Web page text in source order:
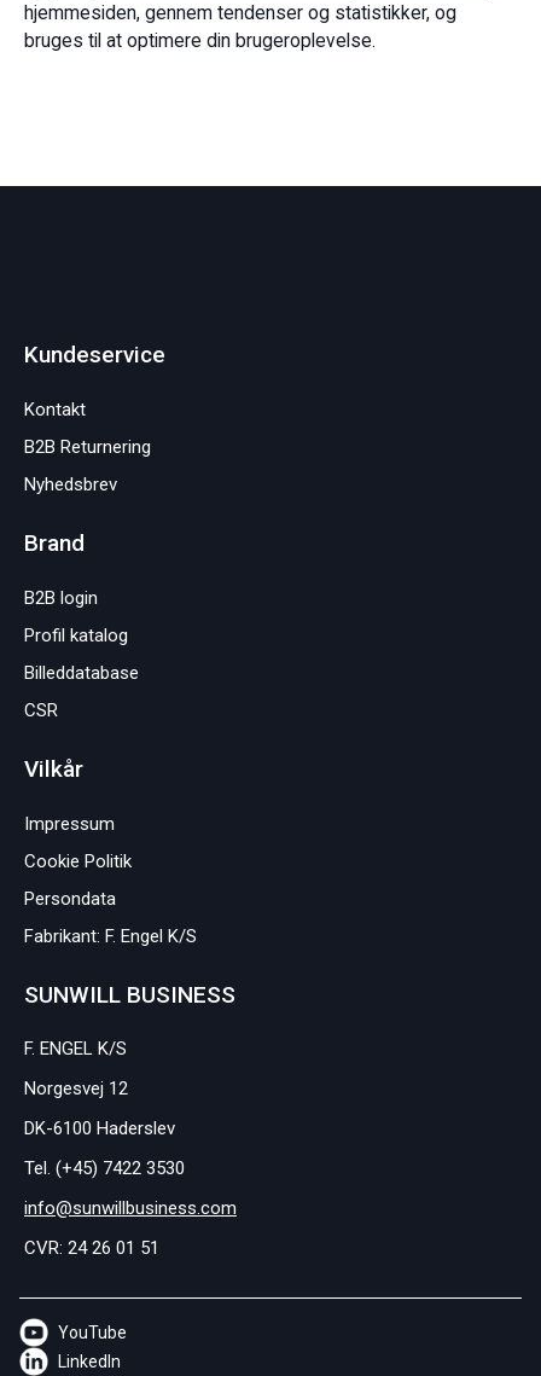
hjemmesiden, gennem tendenser og statistikker, og
bruges til at optimere din brugeroplevelse.
Kundeservice
Kontakt
B2B Returnering
Nyhedsbrev
Brand
B2B login
Profil katalog
Billeddatabase
CSR
Vilkår
Impressum
Cookie Politik
Persondata
Fabrikant: F. Engel K/S
SUNWILL BUSINESS
F. ENGEL K/S
Norgesvej 12
DK-6100 Haderslev
Tel. (+45) 7422 3530
info@sunwillbusiness.com
CVR: 24 26 01 51
YouTube
LinkedIn